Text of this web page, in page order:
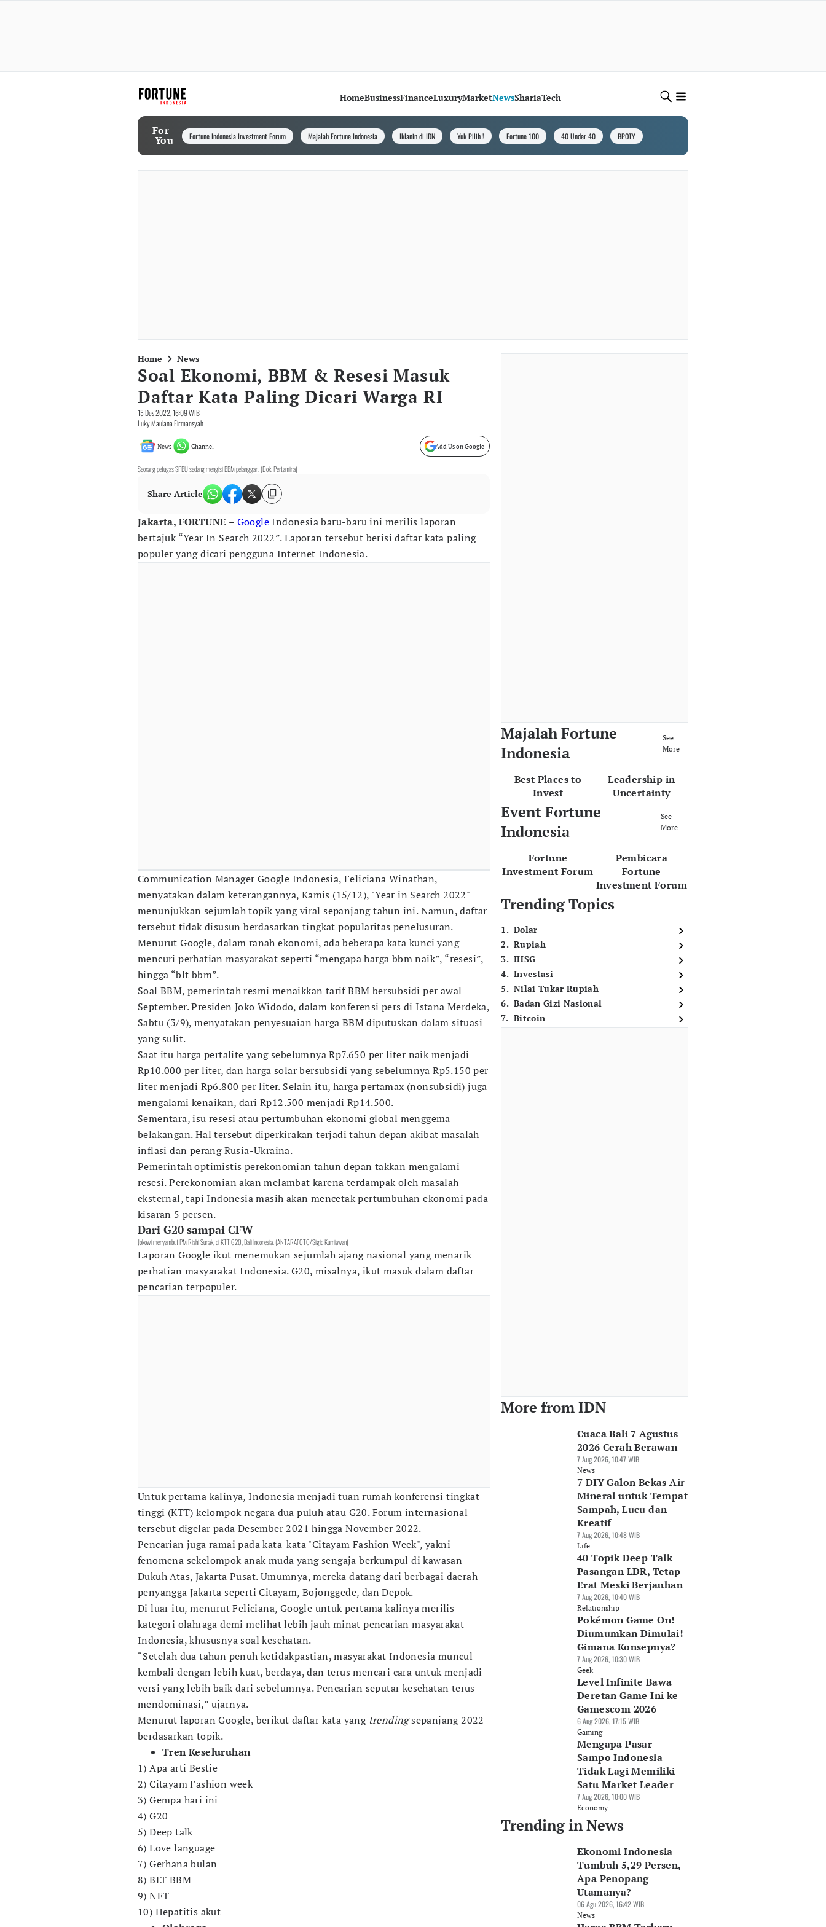
HomeBusinessFinanceLuxuryMarketNewsShariaTech
For
You Fortune Indonesia Investment Forum Majalah Fortune Indonesia Iklanin di IDN Yuk Pilih ! Fortune 100 40 Under 40 BPOTY
Home News
Soal Ekonomi, BBM & Resesi Masuk
Daftar Kata Paling Dicari Warga RI
15 Des 2022, 16:09 WIB
Luky Maulana Firmansyah
News Channel Add Us on Google
Seorang petugas SPBU sedang mengisi BBM pelanggan. (Dok. Pertamina)
Share Article
Jakarta, FORTUNE – GoogleIndonesia baru-baru ini merilis laporan
bertajuk “Year In Search 2022”. Laporan tersebut berisi daftar kata paling
populer yang dicari pengguna Internet Indonesia.
Communication Manager Google Indonesia, Feliciana Winathan,
menyatakan dalam keterangannya, Kamis (15/12), "Year in Search 2022"
menunjukkan sejumlah topik yang viral sepanjang tahun ini. Namun, daftar
tersebut tidak disusun berdasarkan tingkat popularitas penelusuran.
Menurut Google, dalam ranah ekonomi, ada beberapa kata kunci yang
mencuri perhatian masyarakat seperti “mengapa harga bbm naik”, “resesi”,
hingga “blt bbm”.
Soal BBM, pemerintah resmi menaikkan tarif BBM bersubsidi per awal
September. Presiden Joko Widodo, dalam konferensi pers di Istana Merdeka,
Sabtu (3/9), menyatakan penyesuaian harga BBM diputuskan dalam situasi
yang sulit.
Saat itu harga pertalite yang sebelumnya Rp7.650 per liter naik menjadi
Rp10.000 per liter, dan harga solar bersubsidi yang sebelumnya Rp5.150 per
liter menjadi Rp6.800 per liter. Selain itu, harga pertamax (nonsubsidi) juga
mengalami kenaikan, dari Rp12.500 menjadi Rp14.500.
Sementara, isu resesi atau pertumbuhan ekonomi global menggema
belakangan. Hal tersebut diperkirakan terjadi tahun depan akibat masalah
inflasi dan perang Rusia-Ukraina.
Pemerintah optimistis perekonomian tahun depan takkan mengalami
resesi. Perekonomian akan melambat karena terdampak oleh masalah
eksternal, tapi Indonesia masih akan mencetak pertumbuhan ekonomi pada
kisaran 5 persen.
Dari G20 sampai CFW
Jokowi menyambut PM Rishi Sunak, di KTT G20, Bali Indonesia. (ANTARAFOTO/Sigid Kurniawan)
Laporan Google ikut menemukan sejumlah ajang nasional yang menarik
perhatian masyarakat Indonesia. G20, misalnya, ikut masuk dalam daftar
pencarian terpopuler.
Untuk pertama kalinya, Indonesia menjadi tuan rumah konferensi tingkat
tinggi (KTT) kelompok negara dua puluh atau G20. Forum internasional
tersebut digelar pada Desember 2021 hingga November 2022.
Pencarian juga ramai pada kata-kata "Citayam Fashion Week", yakni
fenomena sekelompok anak muda yang sengaja berkumpul di kawasan
Dukuh Atas, Jakarta Pusat. Umumnya, mereka datang dari berbagai daerah
penyangga Jakarta seperti Citayam, Bojonggede, dan Depok.
Di luar itu, menurut Feliciana, Google untuk pertama kalinya merilis
kategori olahraga demi melihat lebih jauh minat pencarian masyarakat
Indonesia, khususnya soal kesehatan.
“Setelah dua tahun penuh ketidakpastian, masyarakat Indonesia muncul
kembali dengan lebih kuat, berdaya, dan terus mencari cara untuk menjadi
versi yang lebih baik dari sebelumnya. Pencarian seputar kesehatan terus
mendominasi,” ujarnya.
Menurut laporan Google, berikut daftar kata yang trendingsepanjang 2022
berdasarkan topik.
Tren Keseluruhan
1) Apa arti Bestie
2) Citayam Fashion week
3) Gempa hari ini
4) G20
5) Deep talk
6) Love language
7) Gerhana bulan
8) BLT BBM
9) NFT
10) Hepatitis akut
Majalah Fortune
Indonesia
See
More
Best Places to
Invest
Leadership in
Uncertainty
Event Fortune
Indonesia
See
More
Fortune
Investment Forum
Pembicara
Fortune
Investment Forum
Trending Topics
1. Dolar
2. Rupiah
3. IHSG
4. Investasi
5. Nilai Tukar Rupiah
6. Badan Gizi Nasional
7. Bitcoin
More from IDN
Cuaca Bali 7 Agustus
2026 Cerah Berawan
7 Aug 2026, 10:47 WIB
News
7 DIY Galon Bekas Air
Mineral untuk Tempat
Sampah, Lucu dan
Kreatif
7 Aug 2026, 10:48 WIB
Life
40 Topik Deep Talk
Pasangan LDR, Tetap
Erat Meski Berjauhan
7 Aug 2026, 10:40 WIB
Relationship
Pokémon Game On!
Diumumkan Dimulai!
Gimana Konsepnya?
7 Aug 2026, 10:30 WIB
Geek
Level Infinite Bawa
Deretan Game Ini ke
Gamescom 2026
6 Aug 2026, 17:15 WIB
Gaming
Mengapa Pasar
Sampo Indonesia
Tidak Lagi Memiliki
Satu Market Leader
7 Aug 2026, 10:00 WIB
Economy
Trending in News
Ekonomi Indonesia
Tumbuh 5,29 Persen,
Apa Penopang
Utamanya?
06 Agu 2026, 16:42 WIB
News